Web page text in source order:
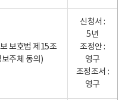
보호법 제15조
보주체 동의)
신청서 :
5년
조정안 :
영구
조정조서 :
영구